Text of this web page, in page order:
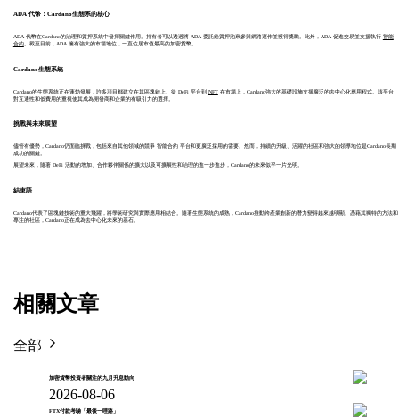
ADA 代幣：Cardano生態系的核心
ADA 代幣在Cardano的治理和質押系統中發揮關鍵作用。持有者可以透過將 ADA 委託給質押池來參與網路運作並獲得獎勵。此外，ADA 促進交易並支援執行 智能
合約。截至目前，ADA 擁有強大的市場地位，一直位居市值最高的加密貨幣。
Cardano生態系統
Cardano的生態系統正在蓬勃發展，許多項目都建立在其區塊鏈上。從 DeFi 平台到 NFT在市場上，Cardano強大的基礎設施支援廣泛的去中心化應用程式。該平台
對互通性和低費用的重視使其成為開發商和企業的有吸引力的選擇。
挑戰與未來展望
儘管有優勢，Cardano仍面臨挑戰，包括來自其他領域的競爭 智能合約 平台和更廣泛採用的需要。然而，持續的升級、活躍的社區和強大的領導地位是Cardano長期
成功的關鍵。
展望未來，隨著 DeFi 活動的增加、合作夥伴關係的擴大以及可擴展性和治理的進一步進步，Cardano的未來似乎一片光明。
結束語
Cardano代表了區塊鏈技術的重大飛躍，將學術研究與實際應用相結合。隨著生態系統的成熟，Cardano推動跨產業創新的潛力變得越來越明顯。憑藉其獨特的方法和
專注的社區，Cardano正在成為去中心化未來的基石。
相關文章
全部
加密貨幣投資者關注的九月升息動向
2026-08-06
FTX付款考驗「最後一哩路」